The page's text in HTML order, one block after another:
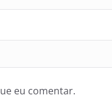
eu comentar.